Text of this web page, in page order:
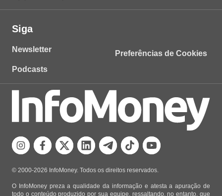
Siga
Newsletter
Podcasts
Preferências de Cookies
© 2000-2026 InfoMoney. Todos os direitos reservados.
O InfoMoney preza a qualidade da informação e atesta a apuração de
todo o conteúdo produzido por sua equipe, ressaltando, no entanto, que